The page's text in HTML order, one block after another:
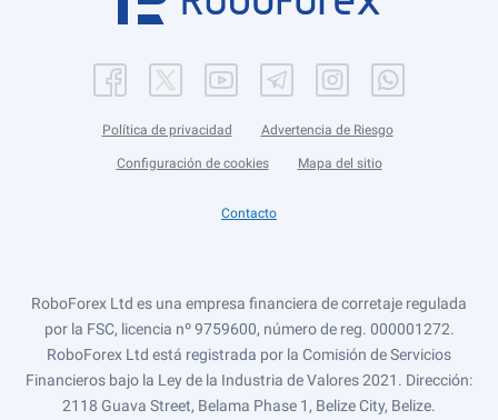
Política de privacidad Advertencia de Riesgo
Configuración de cookies Mapa del sitio
Contacto
RoboForex Ltd es una empresa financiera de corretaje regulada
por la FSC, licencia nº 9759600, número de reg. 000001272.
RoboForex Ltd está registrada por la Comisión de Servicios
Financieros bajo la Ley de la Industria de Valores 2021. Dirección:
2118 Guava Street, Belama Phase 1, Belize City, Belize.